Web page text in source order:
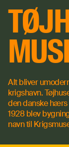
Alt bliver
krigshavn.
den danske hærs
1928 blev
navn til